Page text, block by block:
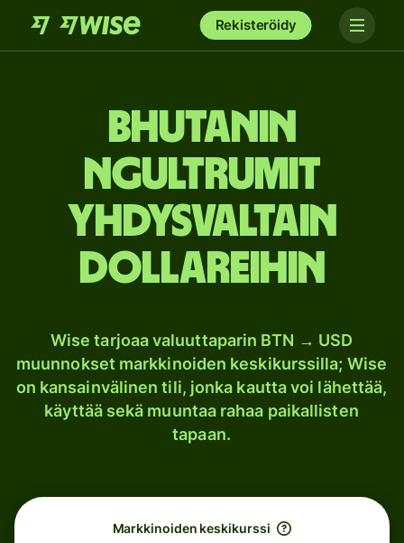
Rekisteröidy
Bhutanin
ngultrumit
Yhdysvaltain
dollareihin
Wise tarjoaa valuuttaparin BTN → USD
muunnokset markkinoiden keskikurssilla; Wise
on kansainvälinen tili, jonka kautta voi lähettää,
käyttää sekä muuntaa rahaa paikallisten
tapaan.
Markkinoiden keskikurssi